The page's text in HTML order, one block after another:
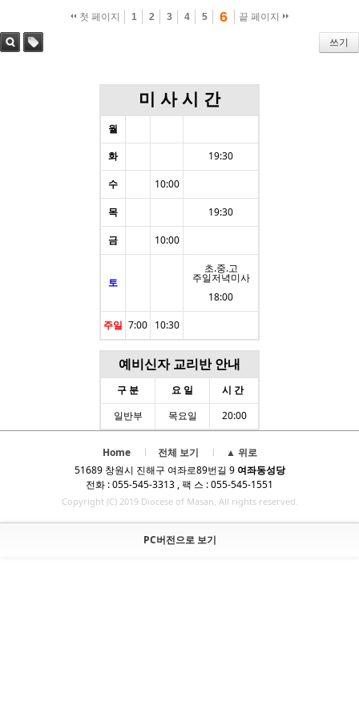
첫 페이지 1 2 3 4 5 6 끝 페이지
쓰기
미 사 시 간
월
화
19:30
수 10:00
목 19:30
금 10:00
토
초.중.고
주일저녁미사
18:00
주일 7:00 10:30
예비신자 교리반 안내
구 분 요 일
시 간
일반부
목요일 20:00
Home 전체 보기
▲ 위로
51689 창원시 진해구 여좌로89번길 9 여좌동성당
전화 : 055-545-3313 , 팩 스 : 055-545-1551
Copyright (C) 2019 Diocese of Masan. All rights reserved.
PC버전으로 보기